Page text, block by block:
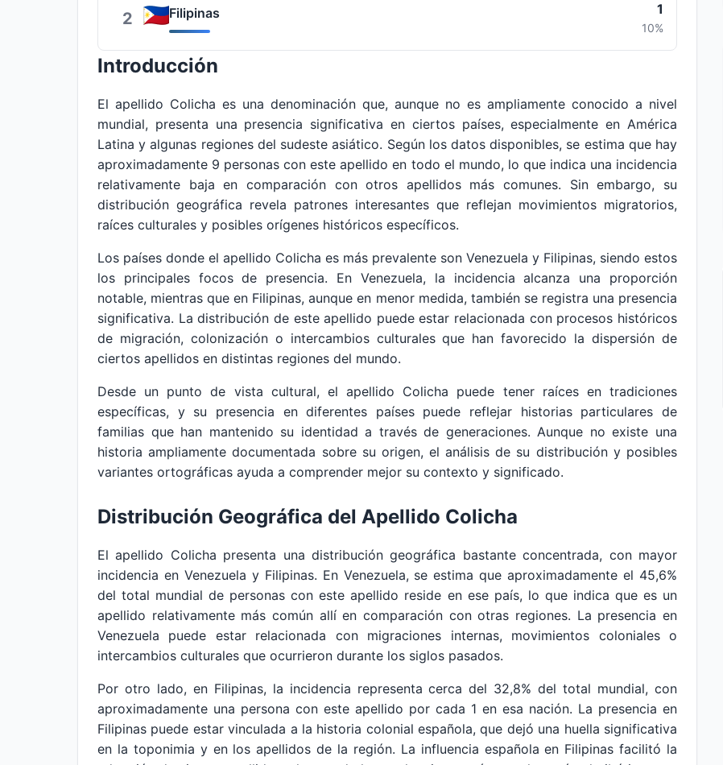
2 Filipinas 1
10%
Introducción
El apellido Colicha es una denominación que, aunque no es ampliamente conocido a nivel
mundial, presenta una presencia significativa en ciertos países, especialmente en América
Latina y algunas regiones del sudeste asiático. Según los datos disponibles, se estima que hay
aproximadamente 9 personas con este apellido en todo el mundo, lo que indica una incidencia
relativamente baja en comparación con otros apellidos más comunes. Sin embargo, su
distribución geográfica revela patrones interesantes que reflejan movimientos migratorios,
raíces culturales y posibles orígenes históricos específicos.
Los países donde el apellido Colicha es más prevalente son Venezuela y Filipinas, siendo estos
los principales focos de presencia. En Venezuela, la incidencia alcanza una proporción
notable, mientras que en Filipinas, aunque en menor medida, también se registra una presencia
significativa. La distribución de este apellido puede estar relacionada con procesos históricos
de migración, colonización o intercambios culturales que han favorecido la dispersión de
ciertos apellidos en distintas regiones del mundo.
Desde un punto de vista cultural, el apellido Colicha puede tener raíces en tradiciones
específicas, y su presencia en diferentes países puede reflejar historias particulares de
familias que han mantenido su identidad a través de generaciones. Aunque no existe una
historia ampliamente documentada sobre su origen, el análisis de su distribución y posibles
variantes ortográficas ayuda a comprender mejor su contexto y significado.
Distribución Geográfica del Apellido Colicha
El apellido Colicha presenta una distribución geográfica bastante concentrada, con mayor
incidencia en Venezuela y Filipinas. En Venezuela, se estima que aproximadamente el 45,6%
del total mundial de personas con este apellido reside en ese país, lo que indica que es un
apellido relativamente más común allí en comparación con otras regiones. La presencia en
Venezuela puede estar relacionada con migraciones internas, movimientos coloniales o
intercambios culturales que ocurrieron durante los siglos pasados.
Por otro lado, en Filipinas, la incidencia representa cerca del 32,8% del total mundial, con
aproximadamente una persona con este apellido por cada 1 en esa nación. La presencia en
Filipinas puede estar vinculada a la historia colonial española, que dejó una huella significativa
en la toponimia y en los apellidos de la región. La influencia española en Filipinas facilitó la